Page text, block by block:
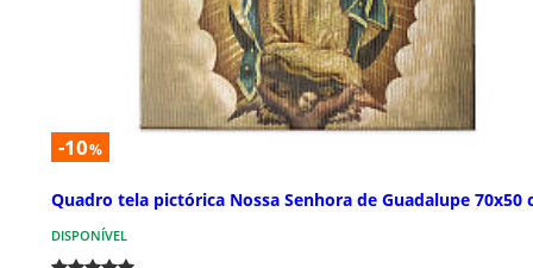
-10%
Quadro tela pictórica Nossa Senhora de Guadalupe 70x50
DISPONÍVEL